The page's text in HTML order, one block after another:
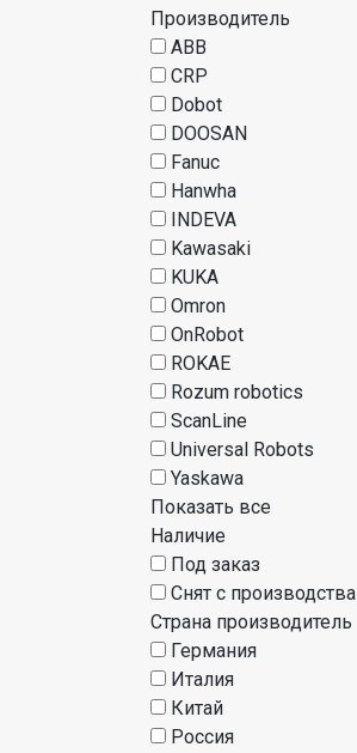
Производитель
ABB
CRP
Dobot
DOOSAN
Fanuc
Hanwha
INDEVA
Kawasaki
KUKA
Omron
OnRobot
ROKAE
Rozum robotics
ScanLine
Universal Robots
Yaskawa
Показать все
Наличие
Под заказ
Снят с производства
Страна производитель
Германия
Италия
Китай
Россия